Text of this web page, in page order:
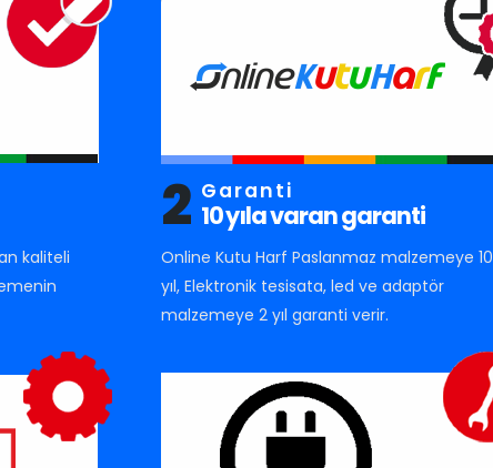
kaliteli
2 Garanti
10 yıla varan garanti
Online Kutu Harf Paslanmaz malzemeye 10
yıl, Elektronik tesisata, led ve adaptör
malzemeye 2 yıl garanti verir.